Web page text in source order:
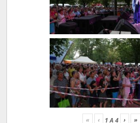
« ‹ 1A 4 › »